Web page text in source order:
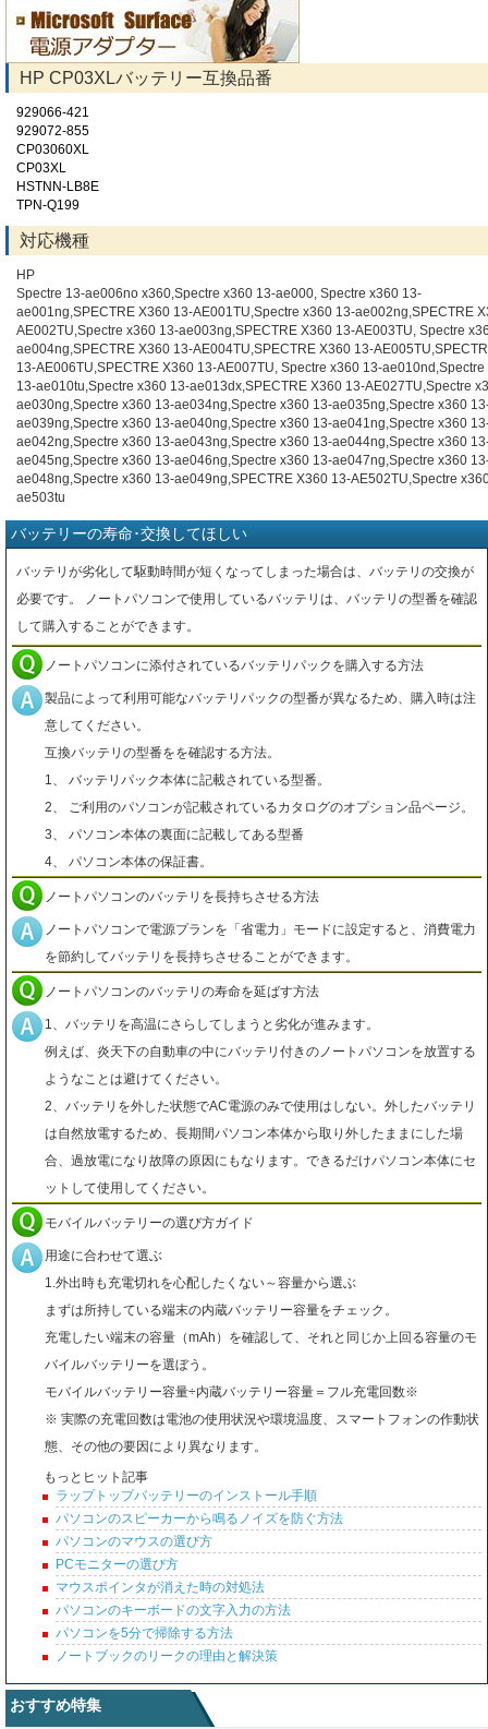
HP CP03XLバッテリー互換品番
929066-421
929072-855
CP03060XL
CP03XL
HSTNN-LB8E
TPN-Q199
対応機種
HP
Spectre 13-ae006no x360,Spectre x360 13-ae000, Spectre x360 13-
ae001ng,SPECTRE X360 13-AE001TU,Spectre x360 13-ae002ng,SPECTRE
AE002TU,Spectre x360 13-ae003ng,SPECTRE X360 13-AE003TU, Spectre
ae004ng,SPECTRE X360 13-AE004TU,SPECTRE X360 13-
13-AE006TU,SPECTRE X360 13-AE007TU, Spectre x360 13-ae010nd,Spectre
13-ae010tu,Spectre x360 13-ae013dx,SPECTRE X360 13-AE027TU,Spectre
ae030ng,Spectre x360 13-ae034ng,Spectre x360 13-ae035ng,Spectre x360
ae039ng,Spectre x360 13-ae040ng,Spectre x360 13-ae041ng,Spectre x360
ae042ng,Spectre x360 13-ae043ng,Spectre x360 13-ae044ng,Spectre x360
ae045ng,Spectre x360 13-ae046ng,Spectre x360 13-ae047ng,Spectre x360
ae048ng,Spectre x360 13-ae049ng,SPECTRE X360 13-AE502TU,Spectre
ae503tu
バッテリーの寿命･交換してほしい
バッテリが劣化して駆動時間が短くなってしまった場合は、バッテリの交換が
必要です。 ノートパソコンで使用しているバッテリは、バッテリの型番を確認
して購入することができます。
ノートパソコンに添付されているバッテリパックを購入する方法
製品によって利用可能なバッテリパックの型番が異なるため、購入時は注
意してください。
互換バッテリの型番をを確認する方法。
1、 バッテリパック本体に記載されている型番。
2、 ご利用のパソコンが記載されているカタログのオプション品ページ。
3、 パソコン本体の裏面に記載してある型番
4、 パソコン本体の保証書。
ノートパソコンのバッテリを長持ちさせる方法
ノートパソコンで電源プランを「省電力」モードに設定すると、消費電力
を節約してバッテリを長持ちさせることができます。
ノートパソコンのバッテリの寿命を延ばす方法
1、バッテリを高温にさらしてしまうと劣化が進みます。
例えば、炎天下の自動車の中にバッテリ付きのノートパソコンを放置する
ようなことは避けてください。
2、バッテリを外した状態でAC電源のみで使用はしない。外したバッテリ
は自然放電するため、長期間パソコン本体から取り外したままにした場
合、過放電になり故障の原因にもなります。できるだけパソコン本体にセ
ットして使用してください。
モバイルバッテリーの選び方ガイド
用途に合わせて選ぶ
1.外出時も充電切れを心配したくない～容量から選ぶ
まずは所持している端末の内蔵バッテリー容量をチェック。
充電したい端末の容量（mAh）を確認して、それと同じか上回る容量のモ
バイルバッテリーを選ぼう。
モバイルバッテリー容量÷内蔵バッテリー容量＝フル充電回数※
※ 実際の充電回数は電池の使用状況や環境温度、スマートフォンの作動状
態、その他の要因により異なります。
もっとヒット記事
ラップトップバッテリーのインストール手順
パソコンのスピーカーから鳴るノイズを防ぐ方法
パソコンのマウスの選び方
PCモニターの選び方
マウスポインタが消えた時の対処法
パソコンのキーボードの文字入力の方法
パソコンを5分で掃除する方法
ノートブックのリークの理由と解決策
おすすめ特集